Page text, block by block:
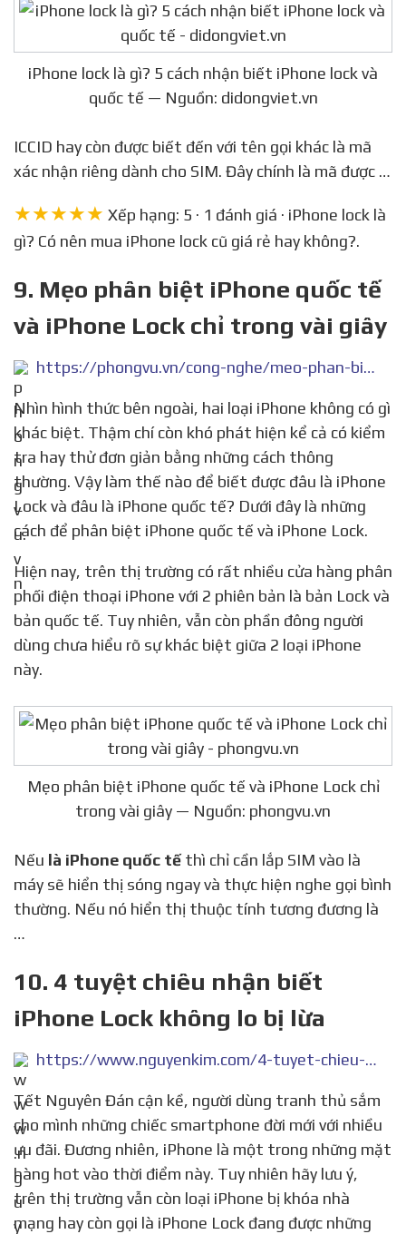
iPhone lock là gì? 5 cách nhận biết iPhone lock và
quốc tế — Nguồn: didongviet.vn
ICCID hay còn được biết đến với tên gọi khác là mã
xác nhận riêng dành cho SIM. Đây chính là mã được …
★★★★★ Xếp hạng: 5 · 1 đánh giá · iPhone lock là
gì? Có nên mua iPhone lock cũ giá rẻ hay không?.
9. Mẹo phân biệt iPhone quốc tế
và iPhone Lock chỉ trong vài giây
https://phongvu.vn/cong-nghe/meo-phan-biet-iphone-quoc-te-va-iphone-lock-chi-trong-vai-giay-khong-lo-tien-mat-tat-mang/
Nhìn hình thức bên ngoài, hai loại iPhone không có gì
khác biệt. Thậm chí còn khó phát hiện kể cả có kiểm
tra hay thử đơn giản bằng những cách thông
thường. Vậy làm thế nào để biết được đâu là iPhone
Lock và đâu là iPhone quốc tế? Dưới đây là những
cách để phân biệt iPhone quốc tế và iPhone Lock.
Hiện nay, trên thị trường có rất nhiều cửa hàng phân
phối điện thoại iPhone với 2 phiên bản là bản Lock và
bản quốc tế. Tuy nhiên, vẫn còn phần đông người
dùng chưa hiểu rõ sự khác biệt giữa 2 loại iPhone
này.
Mẹo phân biệt iPhone quốc tế và iPhone Lock chỉ
trong vài giây — Nguồn: phongvu.vn
Nếu là iPhone quốc tếthì chỉ cần lắp SIM vào là
máy sẽ hiển thị sóng ngay và thực hiện nghe gọi bình
thường. Nếu nó hiển thị thuộc tính tương đương là
…
10. 4 tuyệt chiêu nhận biết
iPhone Lock không lo bị lừa
https://www.nguyenkim.com/4-tuyet-chieu-nhan-biet-iphone-lock-khong-lo-bi-lua.html
Tết Nguyên Đán cận kề, người dùng tranh thủ sắm
cho mình những chiếc smartphone đời mới với nhiều
ưu đãi. Đương nhiên, iPhone là một trong những mặt
hàng hot vào thời điểm này. Tuy nhiên hãy lưu ý,
trên thị trường vẫn còn loại iPhone bị khóa nhà
mạng hay còn gọi là iPhone Lock đang được những